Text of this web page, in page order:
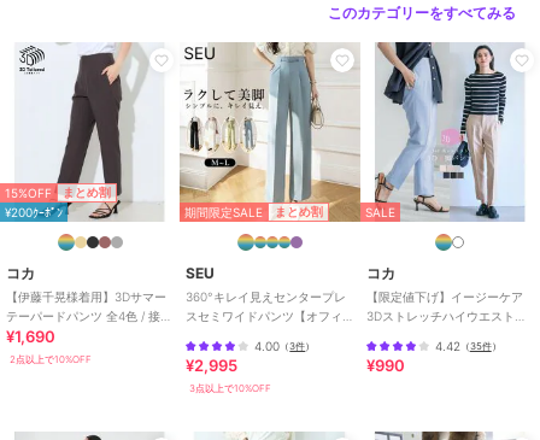
このカテゴリーをすべてみる
15%OFF まとめ割
¥200ｸｰﾎﾟﾝ
コカ
【伊藤千晃様着用】3Dサマー
テーパードパンツ 全4色 / 接触
冷感・シワになりにくい
¥1,690
2点以上で10%OFF
期間限定SALE まとめ割
SEU
360°キレイ見えセンタープレ
スセミワイドパンツ【オフィ
ジュアル】
4.00 （3件）
¥2,995
3点以上で10%OFF
SALE
コカ
【限定値下げ】イージーケア
3Dストレッチハイウエストパ
4.42 （35件）
¥990